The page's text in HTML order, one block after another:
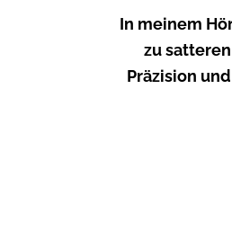
In meinem
zu
Präzision